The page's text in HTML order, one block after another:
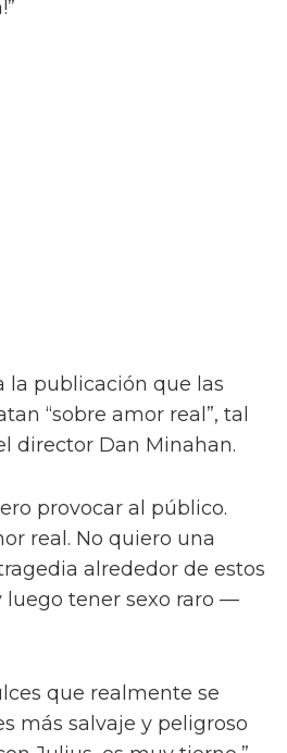
publicación que las
“sobre amor real”, tal
provocar al público.